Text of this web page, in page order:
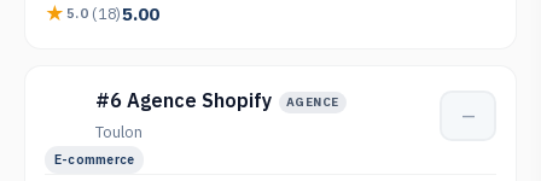
5.0 (18)5.00
#6 Agence Shopify AGENCE
Toulon
—
E-commerce